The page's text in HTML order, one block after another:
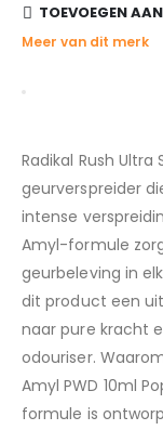
TOEVOEGEN
Meer van dit merk
Radikal Rush Ultra
geurverspreider
intense
Amyl-formule
geurbeleving in
dit product een
naar pure kracht
odouriser.
Amyl PWD 10ml
formule is